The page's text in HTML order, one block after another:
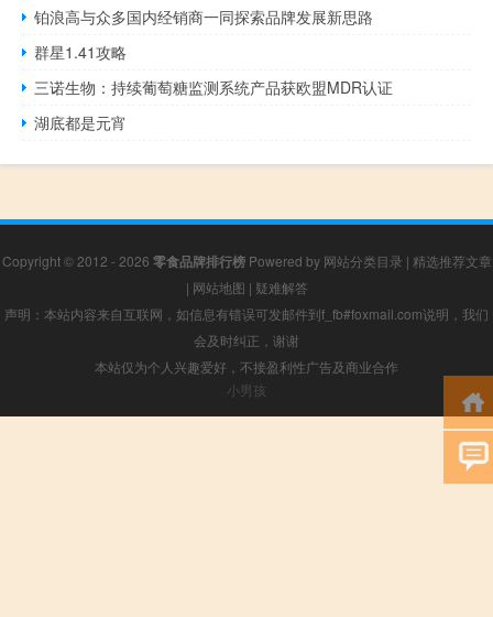
铂浪高与众多国内经销商一同探索品牌发展新思路
群星1.41攻略
三诺生物：持续葡萄糖监测系统产品获欧盟MDR认证
湖底都是元宵
Copyright © 2012 - 2026 零食品牌排行榜Powered by 网站分类目录 | 精选推荐文章
| 网站地图 | 疑难解答
声明：本站内容来自互联网，如信息有错误可发邮件到f_fb#foxmail.com说明，我们
会及时纠正，谢谢
本站仅为个人兴趣爱好，不接盈利性广告及商业合作
小男孩